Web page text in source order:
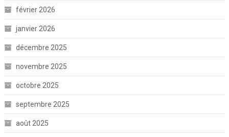
février 2026
janvier 2026
décembre 2025
novembre 2025
octobre 2025
septembre 2025
août 2025